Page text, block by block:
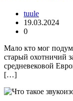
tuule
19.03.2024
0
Мало кто мог
старый охотничий
средневековой
[…]